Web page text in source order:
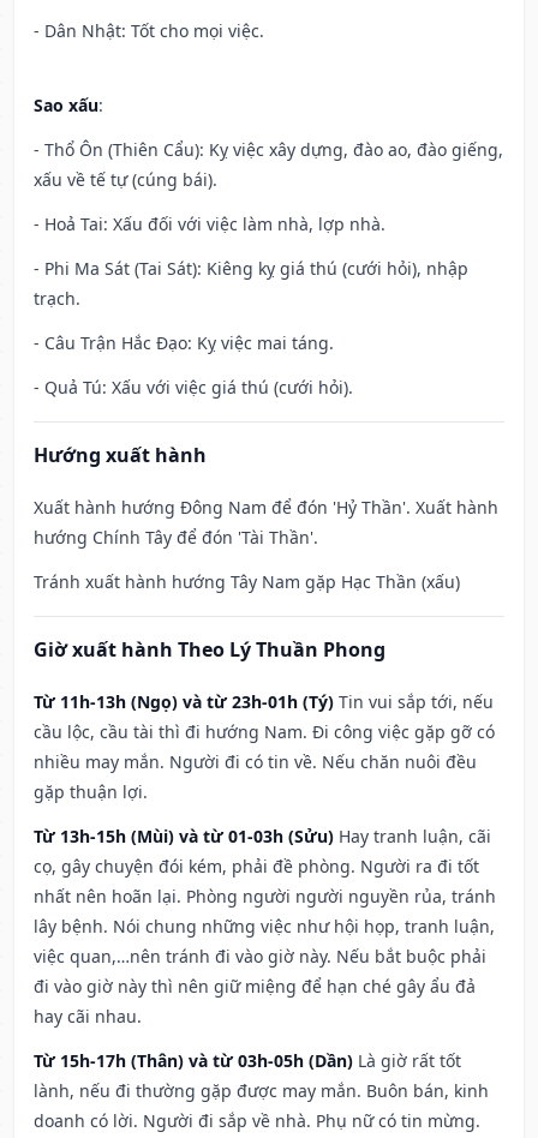
- Dân Nhật: Tốt cho mọi việc.
Sao xấu:
- Thổ Ôn (Thiên Cẩu): Kỵ việc xây dựng, đào ao, đào giếng,
xấu về tế tự (cúng bái).
- Hoả Tai: Xấu đối với việc làm nhà, lợp nhà.
- Phi Ma Sát (Tai Sát): Kiêng kỵ giá thú (cưới hỏi), nhập
trạch.
- Câu Trận Hắc Đạo: Kỵ việc mai táng.
- Quả Tú: Xấu với việc giá thú (cưới hỏi).
Hướng xuất hành
Xuất hành hướng Đông Nam để đón 'Hỷ Thần'. Xuất hành
hướng Chính Tây để đón 'Tài Thần'.
Tránh xuất hành hướng Tây Nam gặp Hạc Thần (xấu)
Giờ xuất hành Theo Lý Thuần Phong
Từ 11h-13h (Ngọ) và từ 23h-01h (Tý) Tin vui sắp tới, nếu
cầu lộc, cầu tài thì đi hướng Nam. Đi công việc gặp gỡ có
nhiều may mắn. Người đi có tin về. Nếu chăn nuôi đều
gặp thuận lợi.
Từ 13h-15h (Mùi) và từ 01-03h (Sửu) Hay tranh luận, cãi
cọ, gây chuyện đói kém, phải đề phòng. Người ra đi tốt
nhất nên hoãn lại. Phòng người người nguyền rủa, tránh
lây bệnh. Nói chung những việc như hội họp, tranh luận,
việc quan,…nên tránh đi vào giờ này. Nếu bắt buộc phải
đi vào giờ này thì nên giữ miệng để hạn ché gây ẩu đả
hay cãi nhau.
Từ 15h-17h (Thân) và từ 03h-05h (Dần) Là giờ rất tốt
lành, nếu đi thường gặp được may mắn. Buôn bán, kinh
doanh có lời. Người đi sắp về nhà. Phụ nữ có tin mừng.